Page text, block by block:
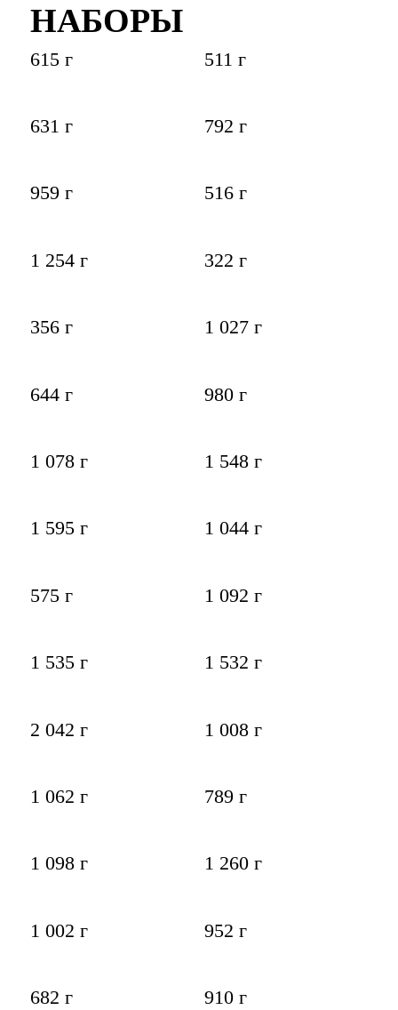
НАБОРЫ
615 г 511 г
631 г 792 г
959 г 516 г
1 254 г 322 г
356 г 1 027 г
644 г 980 г
1 078 г 1 548 г
1 595 г 1 044 г
575 г 1 092 г
1 535 г 1 532 г
2 042 г 1 008 г
1 062 г 789 г
1 098 г 1 260 г
1 002 г 952 г
682 г 910 г